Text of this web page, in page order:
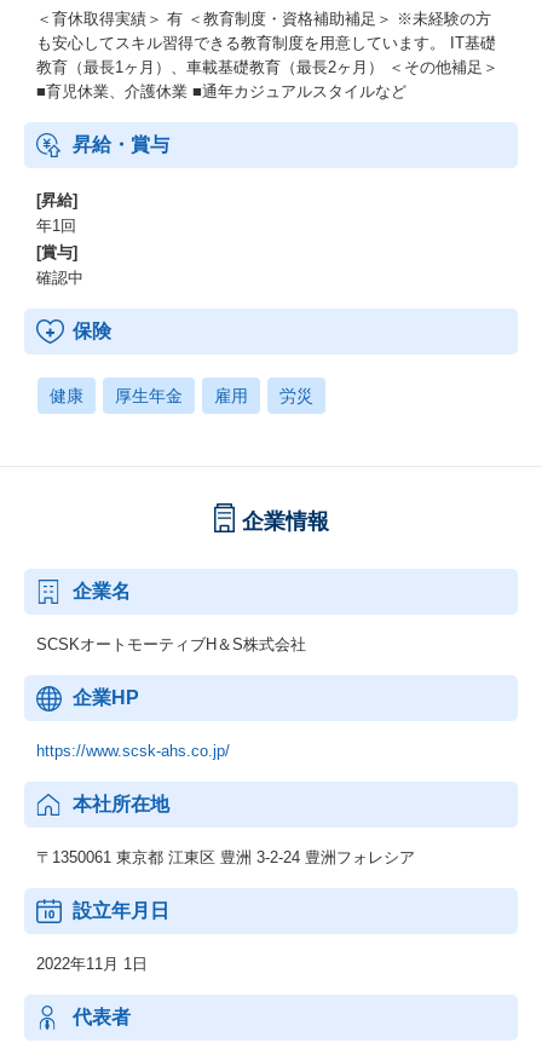
＜育休取得実績＞ 有 ＜教育制度・資格補助補足＞ ※未経験の方
も安心してスキル習得できる教育制度を用意しています。 IT基礎
教育（最長1ヶ月）、車載基礎教育（最長2ヶ月） ＜その他補足＞
■育児休業、介護休業 ■通年カジュアルスタイルなど
昇給・賞与
[昇給]
年1回
[賞与]
確認中
保険
健康 厚生年金 雇用 労災
企業情報
企業名
SCSKオートモーティブH＆S株式会社
企業HP
https://www.scsk-ahs.co.jp/
本社所在地
〒1350061 東京都 江東区 豊洲 3-2-24 豊洲フォレシア
設立年月日
2022年11月 1日
代表者